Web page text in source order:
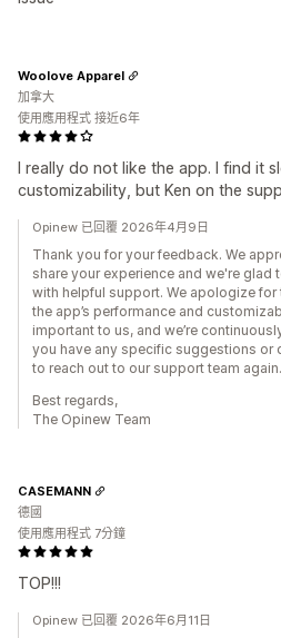
I really do not like the app. I find it
customizability, but Ken on the
Woolove Apparel
加拿大
使用應用程式 接近6年
Opinew 已回覆 2026年4月9日
Thank you for your feedback. We
share your experience and we're glad
with helpful support. We apologize
the app’s performance and
important to us, and we’re
you have any specific suggestions or
to reach out to our support team
Best regards,
The Opinew Team
TOP!!!
CASEMANN
德國
使用應用程式 7分鐘
Opinew 已回覆 2026年6月11日